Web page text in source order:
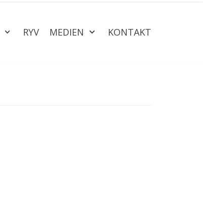
RYV MEDIEN KONTAKT